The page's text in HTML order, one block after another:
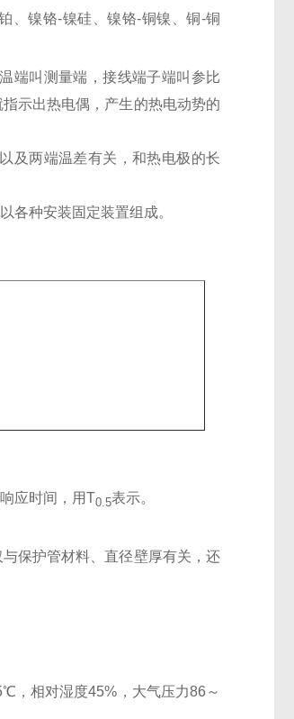
、镍铬-镍硅、镍铬-铜镍、铜-铜
端叫测量端，接线端子端叫参比
示出热电偶，产生的热电动势的
及两端温差有关，和热电极的长
各种安装固定装置组成。
应时间，用T0.5表示。
保护管材料、直径壁厚有关，还
，相对湿度45%，大气压力86～